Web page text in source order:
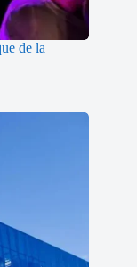
de la